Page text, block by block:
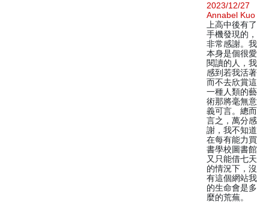
2023/12/27
Annabel Kuo
上高中後有了
手機發現的，
非常感謝。我
本身是個很愛
閱讀的人，我
感到若我活著
而不去欣賞這
一種人類的藝
術那將毫無意
義可言。總而
言之，萬分感
謝，我不知道
在每有能力買
書學校圖書館
又只能借七天
的情況下，沒
有這個網站我
的生命會是多
麼的荒蕪。